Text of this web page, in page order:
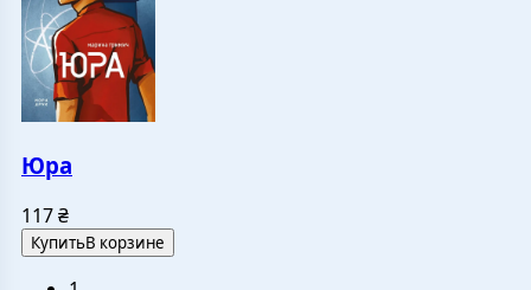
Юра
117₴
КупитьВ корзине